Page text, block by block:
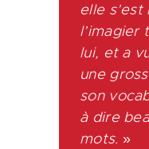
elle
l’imagier
lui, et a
une
son
à dire
mots. »